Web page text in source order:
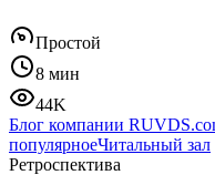
Простой
8 мин
44K
Блог компании
популярноеЧитальный зал
Ретроспектива